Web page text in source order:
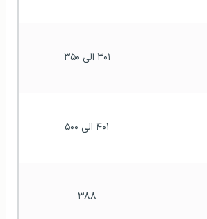
۳۰۱ الی ۳۵۰
۴۰۱ الی ۵۰۰
۳۸۸